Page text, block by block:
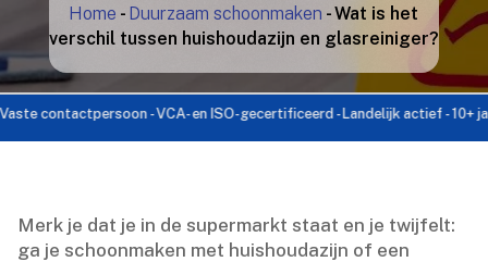
Home - Duurzaam schoonmaken -Wat is het
verschil tussen huishoudazijn en glasreiniger?
- VCA- en ISO-gecertificeerd - Landelijk actief - 10+ jaar
Merk je dat je in de supermarkt staat en je twijfelt:
ga je schoonmaken met huishoudazijn of een